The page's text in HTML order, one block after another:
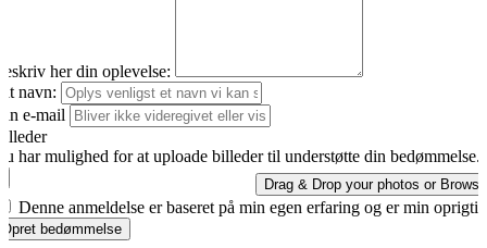
her din oplevelse:
navn:
e-mail
har mulighed for at uploade billeder til understøtte din bedømmelse.
Drag & Drop your photos or Browse
Denne anmeldelse er baseret på min egen erfaring og er min
Opret bedømmelse